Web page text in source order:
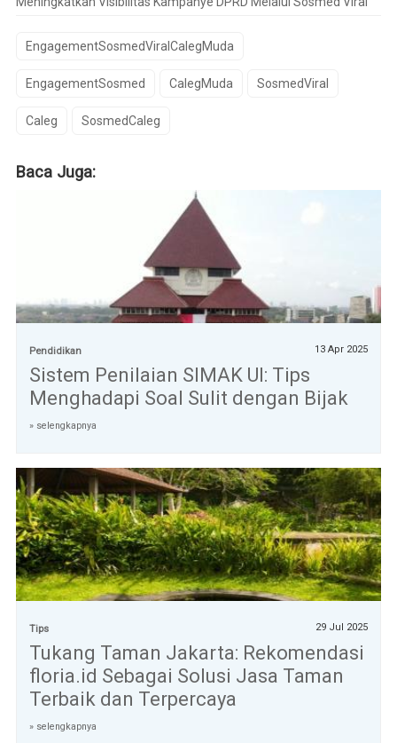
EngagementSosmedViralCalegMuda
EngagementSosmed CalegMuda SosmedViral
Caleg SosmedCaleg
Baca Juga:
Pendidikan 13 Apr 2025
Sistem Penilaian SIMAK UI: Tips
Menghadapi Soal Sulit dengan Bijak
» selengkapnya
Tips 29 Jul 2025
Tukang Taman Jakarta: Rekomendasi
floria.id Sebagai Solusi Jasa Taman
Terbaik dan Terpercaya
» selengkapnya